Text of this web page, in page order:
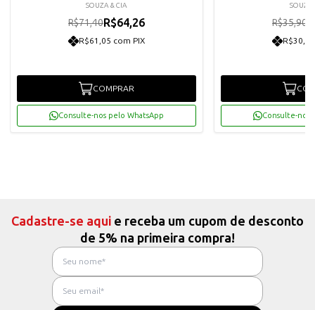
SOUZA & CIA
R$71,40R$64,26
R$61,05 com PIX
COMPRAR
Consulte-nos pelo WhatsApp
SOUZA
R$35,90
Consulte-nos
Cadastre-se aqui e receba um cupom de desconto
de 5% na primeira compra!